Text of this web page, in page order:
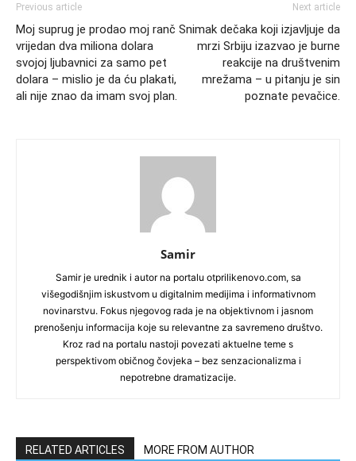
Previous article
Moj suprug je prodao moj ranč
vrijedan dva miliona dolara
svojoj ljubavnici za samo pet
dolara – mislio je da ću plakati,
ali nije znao da imam svoj plan.
Next article
Snimak dečaka koji izjavljuje da
mrzi Srbiju izazvao je burne
reakcije na društvenim
mrežama – u pitanju je sin
poznate pevačice.
Samir
Samir je urednik i autor na portalu otprilikenovo.com, sa
višegodišnjim iskustvom u digitalnim medijima i informativnom
novinarstvu. Fokus njegovog rada je na objektivnom i jasnom
prenošenju informacija koje su relevantne za savremeno društvo.
Kroz rad na portalu nastoji povezati aktuelne teme s
perspektivom običnog čovjeka – bez senzacionalizma i
nepotrebne dramatizacije.
RELATED ARTICLES MORE FROM AUTHOR